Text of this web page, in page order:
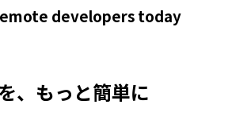
developerstoday
、もっと簡単に